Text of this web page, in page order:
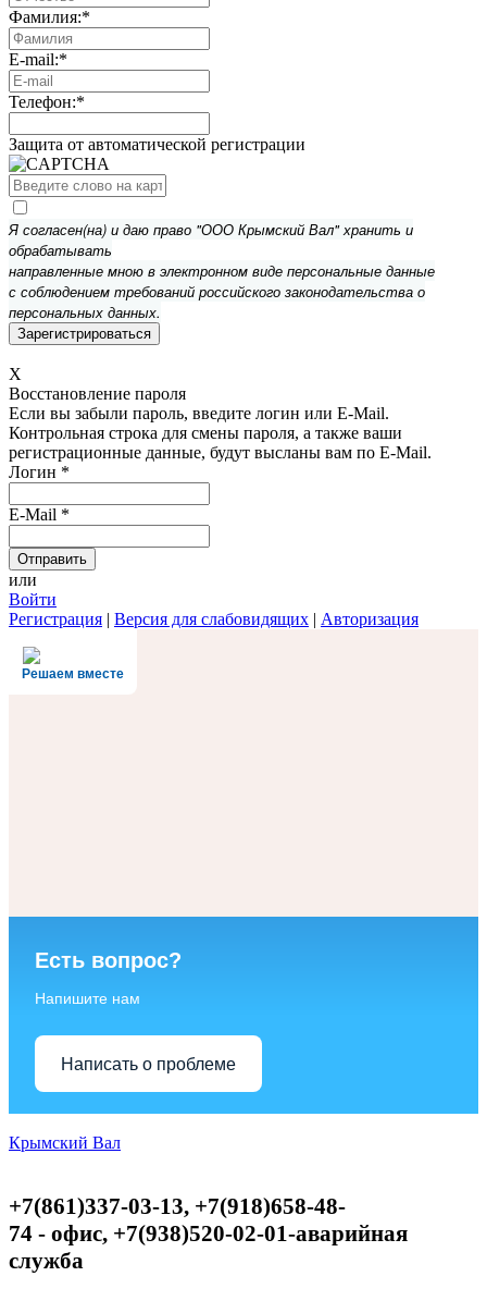
Фамилия:*
E-mail:*
Телефон:*
Защита от автоматической регистрации
Я согласен(на) и даю право "ООО Крымский Вал" хранить и
обрабатывать
направленные мною в электронном виде персональные данные
с соблюдением требований российского законодательства о
персональных данных.
X
Восстановление пароля
Если вы забыли пароль, введите логин или E-Mail.
Контрольная строка для смены пароля, а также ваши
регистрационные данные, будут высланы вам по E-Mail.
Логин *
E-Mail *
или
Войти
Регистрация | Версия для слабовидящих | Авторизация
Решаем вместе
Есть вопрос?
Напишите нам
Написать о проблеме
Крымский Вал
+7(861)337-03-13, +7(918)658-48-
74 - офис, +7(938)520-02-01-аварийная
служба